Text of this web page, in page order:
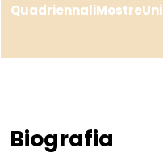
QuadriennaliMostre
Biografia